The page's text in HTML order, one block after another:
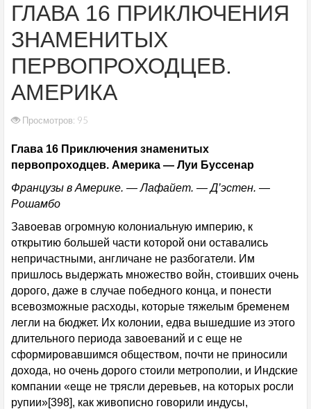
ГЛАВА 16 ПРИКЛЮЧЕНИЯ
ЗНАМЕНИТЫХ
ПЕРВОПРОХОДЦЕВ.
АМЕРИКА
Просмотров: 95
Глава 16 Приключения знаменитых
первопроходцев. Америка — Луи Буссенар
Французы в Америке. — Лафайет. — Д’эстен. —
Рошамбо
Завоевав огромную колониальную империю, к
открытию большей части которой они оставались
непричастными, англичане не разбогатели. Им
пришлось выдержать множество войн, стоивших очень
дорого, даже в случае победного конца, и понести
всевозможные расходы, которые тяжелым бременем
легли на бюджет. Их колонии, едва вышедшие из этого
длительного периода завоеваний и с еще не
сформировавшимся обществом, почти не приносили
дохода, но очень дорого стоили метрополии, и Индские
компании «еще не трясли деревьев, на которых росли
рупии»[398], как живописно говорили индусы,